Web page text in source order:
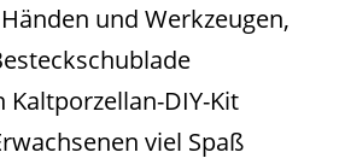
und Werkzeugen,
Kaltporzellan-DIY-Kit
viel Spaß